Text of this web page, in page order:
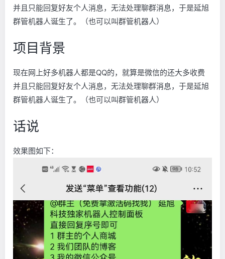
并且只能回复好友个人消息，无法处理聊群消息，于是延旭
群管机器人诞生了。（也可以叫群管机器人）
项目背景
现在网上好多机器人都是QQ的，就算是微信的还大多收费
并且只能回复好友个人消息，无法处理聊群消息，于是延旭
群管机器人诞生了。（也可以叫群管机器人）
话说
效果图如下：